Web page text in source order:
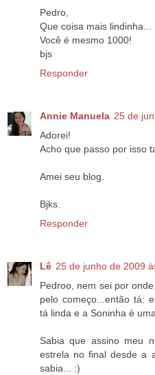
Pedro,
Que coisa mais lindinha...
Você é mesmo 1000!
bjs
Responder
Annie Manuela 25 de
Adorei!
Acho que passo por isso
Amei seu blog.
Bjks.
Responder
Lê 25 de junho de 2009
Pedroo, nem sei por
pelo começo...então tá:
tá linda e a Soninha é
Sabia que assino meu
estrela no final desde a
sabia... :)